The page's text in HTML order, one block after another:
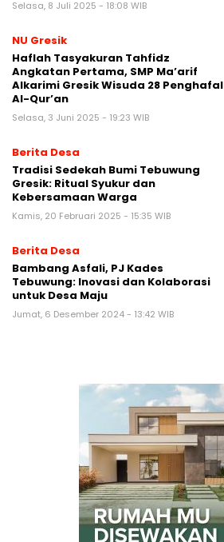
Selasa, 8 Juli 2025 - 18:08 WIB
NU Gresik
Haflah Tasyakuran Tahfidz
Angkatan Pertama, SMP Ma’arif
Alkarimi Gresik Wisuda 28 Penghafal
Al-Qur’an
Selasa, 3 Juni 2025 - 19:23 WIB
Berita Desa
Tradisi Sedekah Bumi Tebuwung
Gresik: Ritual Syukur dan
Kebersamaan Warga
Kamis, 20 Februari 2025 - 15:35 WIB
Berita Desa
Bambang Asfali, PJ Kades
Tebuwung: Inovasi dan Kolaborasi
untuk Desa Maju
Jumat, 6 Desember 2024 - 13:42 WIB